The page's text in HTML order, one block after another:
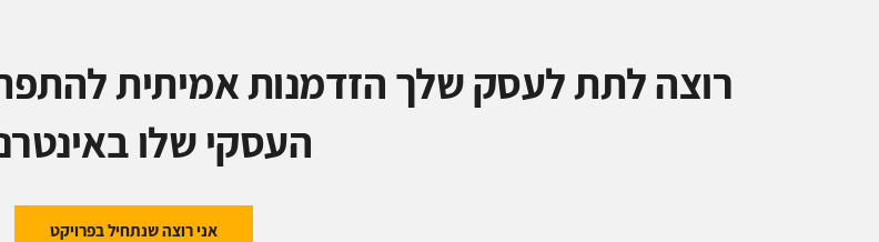
רוצה לתת לעסק שלך הזדמנות אמיתית
העסקי שלו
אני רוצה שנתחיל בפרויקט